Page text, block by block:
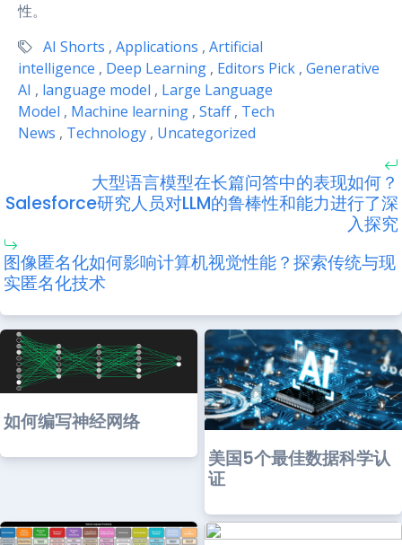
性。
AI Shorts , Applications , Artificial
intelligence , Deep Learning , Editors Pick , Generative
AI , language model , Large Language
Model , Machine learning , Staff , Tech
News , Technology , Uncategorized
大型语言模型在长篇问答中的表现如何？
Salesforce研究人员对LLM的鲁棒性和能力进行了深
入探究
图像匿名化如何影响计算机视觉性能？探索传统与现
实匿名化技术
如何编写神经网络
美国5个最佳数据科学认
证